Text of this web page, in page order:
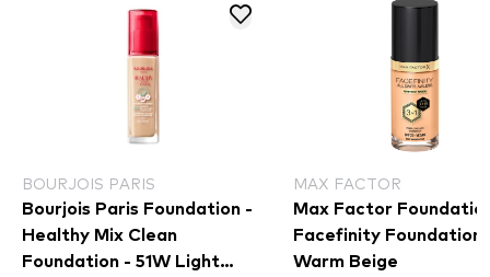
BOURJOIS PARIS
Bourjois Paris Foundation -
Healthy Mix Clean
Foundation - 51W Light
MAX FACTOR
Max Factor
Facefinity Foundation
Warm Beige